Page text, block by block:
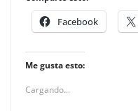
Facebook
Me gusta esto:
Cargando...